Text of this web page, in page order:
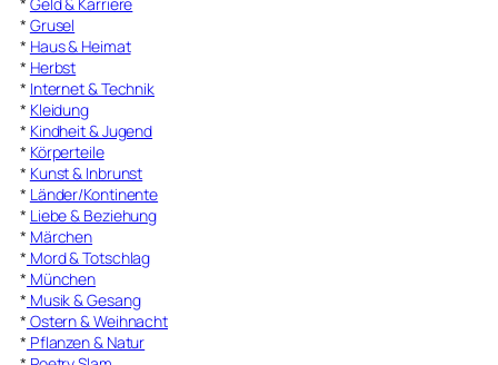
* Grusel
* Haus & Heimat
* Herbst
* Internet & Technik
* Kleidung
* Kindheit & Jugend
* Körperteile
* Kunst & Inbrunst
* Länder/Kontinente
* Liebe & Beziehung
* Märchen
* Mord & Totschlag
* München
* Musik & Gesang
* Ostern & Weihnacht
* Pflanzen & Natur